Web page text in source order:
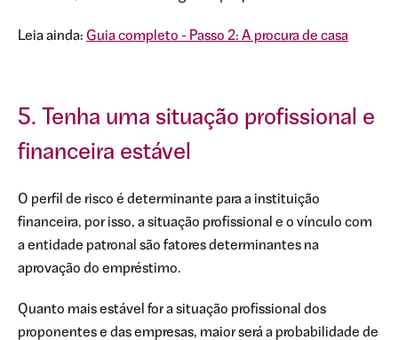
Leia ainda: Guia completo - Passo 2: A procura de casa
5. Tenha uma situação profissional e
financeira estável
O perfil de risco é determinante para a instituição
financeira, por isso, a situação profissional e o vínculo com
a entidade patronal são fatores determinantes na
aprovação do empréstimo.
Quanto mais estável for a situação profissional dos
proponentes e das empresas, maior será a probabilidade de